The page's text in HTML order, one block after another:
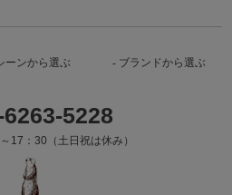
ーンから選ぶ ブランドから選ぶ
6263-5228
17：30（土日祝は休み）